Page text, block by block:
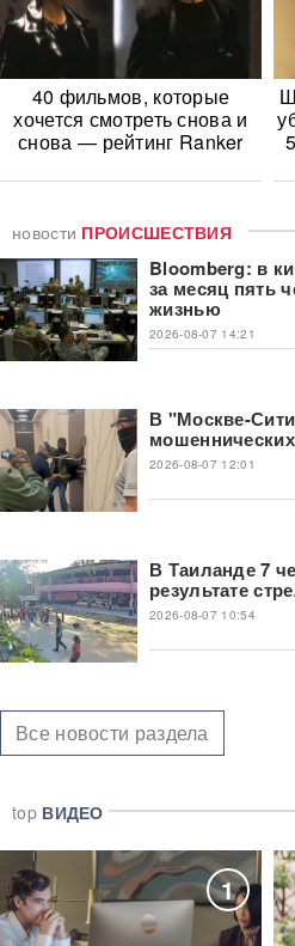
40 фильмов, которые
хочется смотреть снова и
снова — рейтинг Ranker
новости ПРОИСШЕСТВИЯ
Bloomberg: в
за месяц пять
жизнью
2026-08-07 14:21
В "Москве-
2026-08-07 12:01
В Таиланде 7
результате
2026-08-07 10:54
Все новости раздела
top ВИДЕО
1